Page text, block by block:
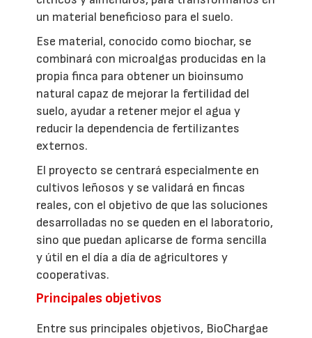
un material beneficioso para el suelo.
Ese material, conocido como biochar, se
combinará con microalgas producidas en la
propia finca para obtener un bioinsumo
natural capaz de mejorar la fertilidad del
suelo, ayudar a retener mejor el agua y
reducir la dependencia de fertilizantes
externos.
El proyecto se centrará especialmente en
cultivos leñosos y se validará en fincas
reales, con el objetivo de que las soluciones
desarrolladas no se queden en el laboratorio,
sino que puedan aplicarse de forma sencilla
y útil en el día a día de agricultores y
cooperativas.
Principales objetivos
Entre sus principales objetivos, BioChargae